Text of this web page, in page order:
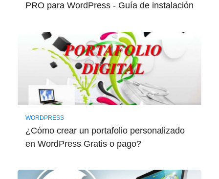
PRO para WordPress - Guía de instalación
WORDPRESS
¿Cómo crear un portafolio personalizado
en WordPress Gratis o pago?